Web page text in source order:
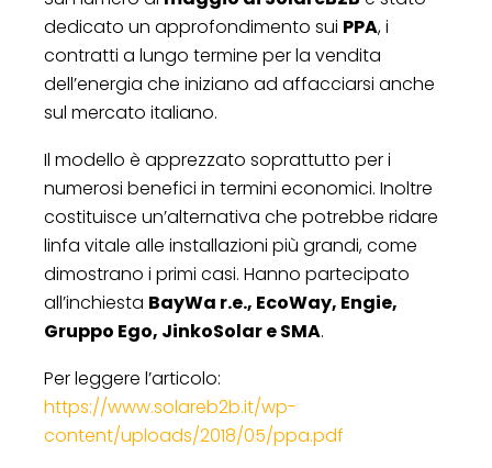
dedicato un approfondimento sui PPA, i
contratti a lungo termine per la vendita
dell’energia che iniziano ad affacciarsi anche
sul mercato italiano.
Il modello è apprezzato soprattutto per i
numerosi benefici in termini economici. Inoltre
costituisce un’alternativa che potrebbe ridare
linfa vitale alle installazioni più grandi, come
dimostrano i primi casi. Hanno partecipato
all’inchiesta BayWa r.e., EcoWay, Engie,
Gruppo Ego, JinkoSolar e SMA.
Per leggere l’articolo:
https://www.solareb2b.it/wp-
content/uploads/2018/05/ppa.pdf